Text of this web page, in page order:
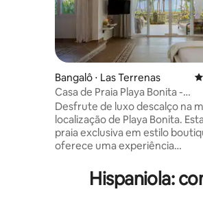
Bangalô ⋅ Las Terrenas
Casa de Praia Playa Bonita -
verdadeiramente à beira-mar!
Desfrute de luxo descalço na
localização de Playa Bonita.
praia exclusiva em estilo
oferece uma experiência
trânsito! Projetado para 1 casal ou uma
família (máx. 4 pessoas),
Hispaniola: